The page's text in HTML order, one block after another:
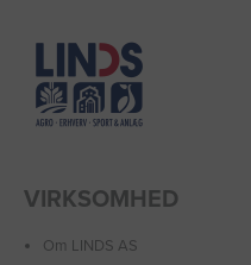
VIRKSOMHED
Om LINDS AS